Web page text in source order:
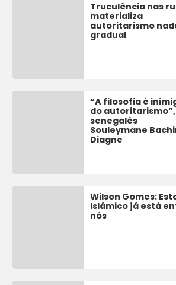
Truculência nas
materializa
autoritarismo
gradual
“A filosofia é
do autoritarismo”,
senegalês
Souleymane
Diagne
Wilson Gomes:
Islâmico já está
nós